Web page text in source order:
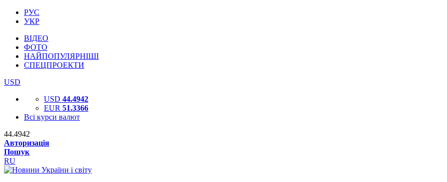
РУС
УКР
ВІДЕО
ФОТО
НАЙПОПУЛЯРНІШІ
СПЕЦПРОЕКТИ
USD
USD 44.4942
EUR 51.3366
Всі курси валют
44.4942
Авторизація
Пошук
RU